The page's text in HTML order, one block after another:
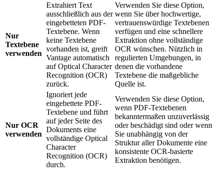
Nur
Textebene
verwenden
Extrahiert Text
ausschließlich aus der
eingebetteten PDF-
Textebene. Wenn
keine Textebene
vorhanden ist, greift
Vantage automatisch
auf Optical Character
Recognition (OCR)
zurück.
Verwenden Sie diese Option,
wenn Sie über hochwertige,
vertrauenswürdige Textebenen
verfügen und eine schnellere
Extraktion ohne vollständige
OCR wünschen. Nützlich in
regulierten Umgebungen, in
denen die vorhandene
Textebene die maßgebliche
Quelle ist.
Nur OCR
verwenden
Ignoriert jede
eingebettete PDF-
Textebene und führt
auf jeder Seite des
Dokuments eine
vollständige Optical
Character
Recognition (OCR)
durch.
Verwenden Sie diese Option,
wenn PDF-Textebenen
bekanntermaßen unzuverlässig
oder beschädigt sind oder wenn
Sie unabhängig von der
Struktur aller Dokumente eine
konsistente OCR-basierte
Extraktion benötigen.